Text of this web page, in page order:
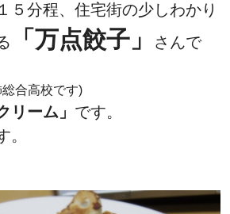
５分程、住宅街の少しわかり
「万点餃子」
さんで
合高校です)
リーム」 です。
。